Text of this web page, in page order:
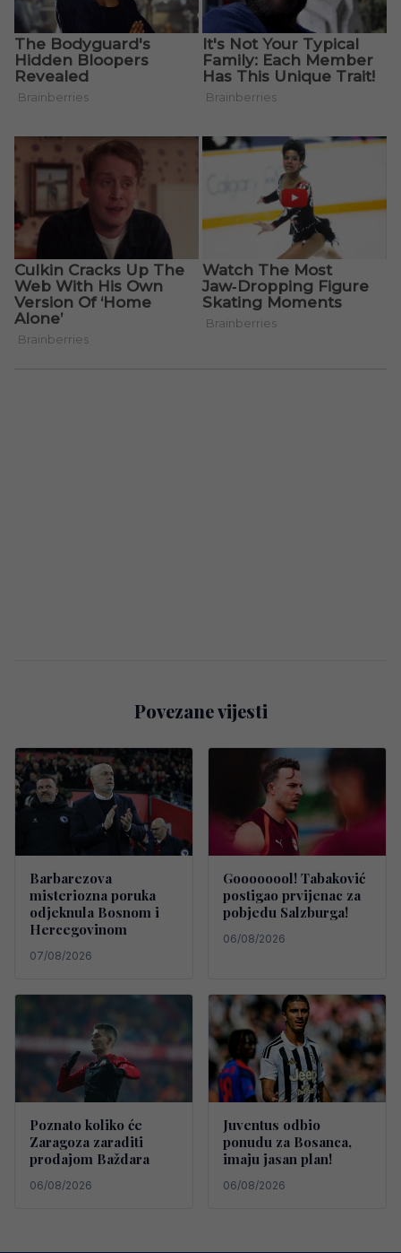
Povezane vijesti
Barbarezova
misteriozna poruka
odjeknula Bosnom i
Hercegovinom
07/08/2026
Goooooool! Tabaković
postigao prvijenac za
pobjedu Salzburga!
06/08/2026
Poznato koliko će
Zaragoza zaraditi
prodajom Baždara
06/08/2026
Juventus odbio
ponudu za Bosanca,
imaju jasan plan!
06/08/2026